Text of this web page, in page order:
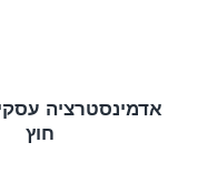
אדמינסטרציה
חוץ